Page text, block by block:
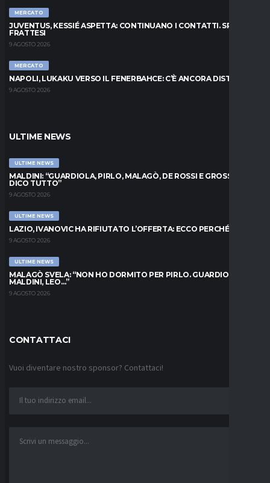
MERCATO
JUVENTUS, KESSIÉ ASPETTA: CONTINUANO I CONTATTI. SPUNTA
FRATTESI
9 AGOSTO 2026
MERCATO
NAPOLI, LUKAKU VERSO IL FENERBAHCE: C’È ANCORA DISTANZA
9 AGOSTO 2026
ULTIME NEWS
ULTIME NEWS
MALDINI: “GUARDIOLA, PIRLO, MALAGÒ, DE ROSSI E GROSSO: VI
DICO TUTTO”
9 AGOSTO 2026
ULTIME NEWS
LAZIO, IVANOVIC HA RIFIUTATO L’OFFERTA: ECCO PERCHÉ
9 AGOSTO 2026
ULTIME NEWS
MALAGÒ SVELA: “NON HO DORMITO PER PIRLO. GUARDIOLA,
MALDINI, LEO…”
9 AGOSTO 2026
CONTATTACI
Vuoi diventare nostro sponsor? Contattaci!